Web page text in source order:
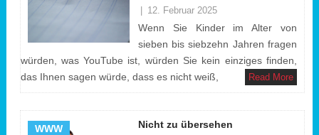
12. Februar 2025
Wenn Sie Kinder im Alter von
sieben bis siebzehn Jahren fragen
würden, was YouTube ist, würden Sie kein einziges finden,
das Ihnen sagen würde, dass es nicht weiß,
Read More
WWW Nicht zu übersehen